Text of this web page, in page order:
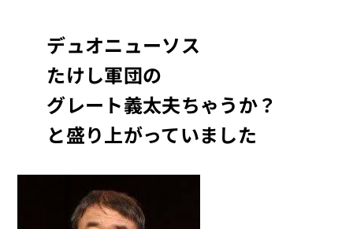
デュオニューソス
たけし軍団の
グレート義太夫ちゃうか？
と盛り上がっていました